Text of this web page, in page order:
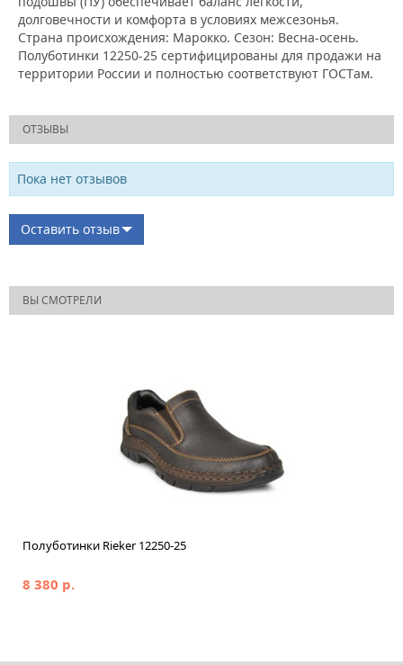
долговечности и комфорта в условиях межсезонья.
Страна происхождения: Марокко. Сезон: Весна-осень.
Полуботинки 12250-25 сертифицированы для продажи на
территории России и полностью соответствуют ГОСТам.
ОТЗЫВЫ
Пока нет отзывов
Оставить отзыв
ВЫ СМОТРЕЛИ
Полуботинки Rieker 12250-25
8 380 р.